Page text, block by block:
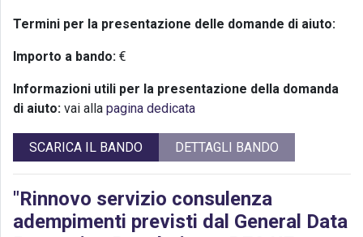
Termini per la presentazione delle domande di aiuto:
Importo a bando: €
Informazioni utili per la presentazione della domanda
di aiuto: vai alla pagina dedicata
SCARICA IL BANDO DETTAGLI BANDO
"Rinnovo servizio consulenza
adempimenti previsti dal General Data